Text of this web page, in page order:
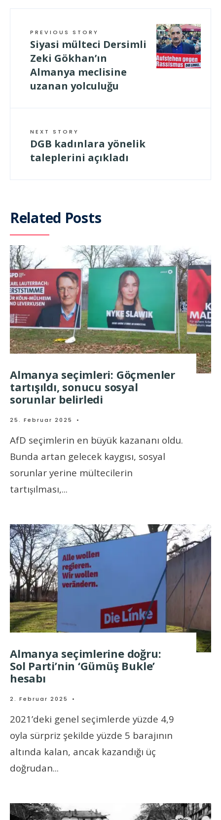
PREVIOUS STORY
Siyasi mülteci Dersimli
Zeki Gökhan’ın
Almanya meclisine
uzanan yolculuğu
NEXT STORY
DGB kadınlara yönelik
taleplerini açıkladı
Related Posts
Almanya seçimleri: Göçmenler
tartışıldı, sonucu sosyal
sorunlar belirledi
25. Februar 2025 •
AfD seçimlerin en büyük kazananı oldu.
Bunda artan gelecek kaygısı, sosyal
sorunlar yerine mültecilerin
tartışılması,...
Almanya seçimlerine doğru:
Sol Parti’nin ‘Gümüş Bukle’
hesabı
2. Februar 2025 •
2021’deki genel seçimlerde yüzde 4,9
oyla sürpriz şekilde yüzde 5 barajının
altında kalan, ancak kazandığı üç
doğrudan...